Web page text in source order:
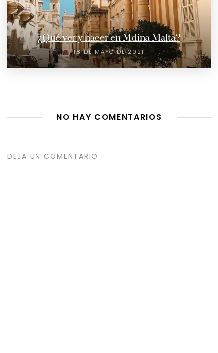
¿Qué ver y hacer en Mdina Malta?
18 DE MAYO DE 2021
NO HAY COMENTARIOS
DEJA UN COMENTARIO